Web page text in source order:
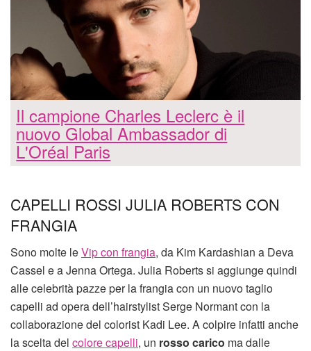
Il campione Charles Leclerc è il
nuovo Global Ambassador di
L'Oréal Paris
CAPELLI ROSSI JULIA ROBERTS CON
FRANGIA
Sono molte leVip con frangia, da Kim Kardashian a Deva
Cassel e a Jenna Ortega. Julia Roberts si aggiunge quindi
alle celebrità pazze per la frangia con un nuovo taglio
capelli ad opera dell’hairstylist Serge Normant con la
collaborazione del colorist Kadi Lee. A colpire infatti anche
la scelta del colore capelli, un rosso carico ma dalle